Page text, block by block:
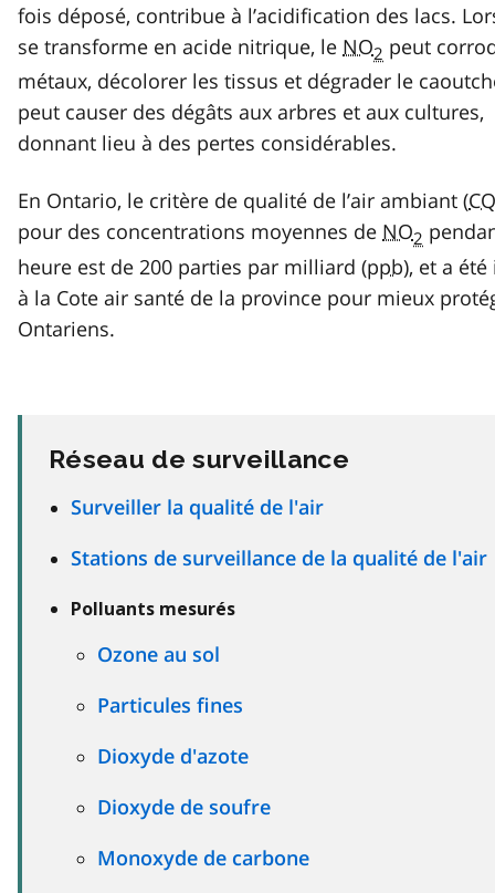
fois déposé, contribue à l’acidification des lacs.
se transforme en acide nitrique, le NO2 peut
métaux, décolorer les tissus et dégrader le
peut causer des dégâts aux arbres et aux cultures,
donnant lieu à des pertes considérables.
En Ontario, le critère de qualité de l’air ambiant (
pour des concentrations moyennes de NO2
heure est de 200 parties par milliard (ppb), et a
à la Cote air santé de la province pour mieux
Ontariens.
Réseau de surveillance
Surveiller la qualité de l'air
Stations de surveillance de la qualité de l'air
Polluants mesurés
Ozone au sol
Particules fines
Dioxyde d'azote
Dioxyde de soufre
Monoxyde de carbone